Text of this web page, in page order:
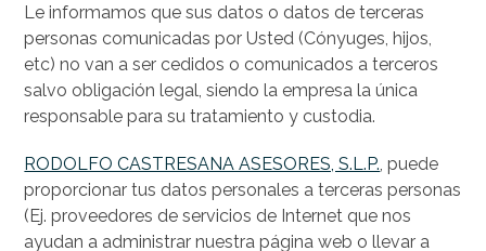
Le informamos que sus datos o datos de terceras
personas comunicadas por Usted (Cónyuges, hijos,
etc) no van a ser cedidos o comunicados a terceros
salvo obligación legal, siendo la empresa la única
responsable para su tratamiento y custodia.
RODOLFO CASTRESANA ASESORES, S.L.P., puede
proporcionar tus datos personales a terceras personas
(Ej. proveedores de servicios de Internet que nos
ayudan a administrar nuestra página web o llevar a